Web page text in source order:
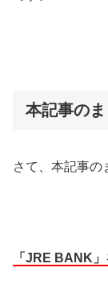
本記事の
さて、本記事の
「JRE BANK